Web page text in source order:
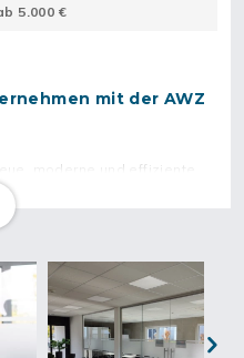
5.000 €
mit der AWZ
moderne und effiziente
unternehmerischen Erfolg
auf ihrem
einen positiven
begeistern kannst, bietet die
Grundlage für deine
GRUPPE profitierst du von